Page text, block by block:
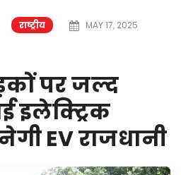
राष्ट्रीय
MAY 17, 2025
पर जल्द
इलेक्ट्रिक
EV राजधानी